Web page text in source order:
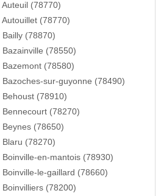
(78770)
(78770)
(78870)
(78550)
(78580)
sur-guyonne (78490)
(78910)
(78270)
(78650)
Blaru (78270)
en-mantois (78930)
le-gaillard (78660)
(78200)